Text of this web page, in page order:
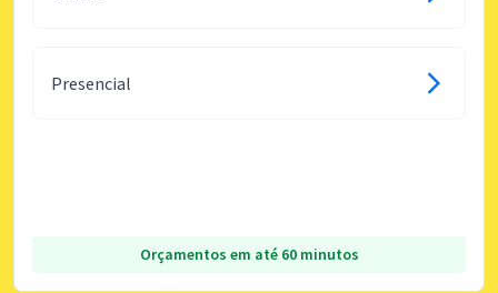
Presencial
Orçamentos em até 60 minutos